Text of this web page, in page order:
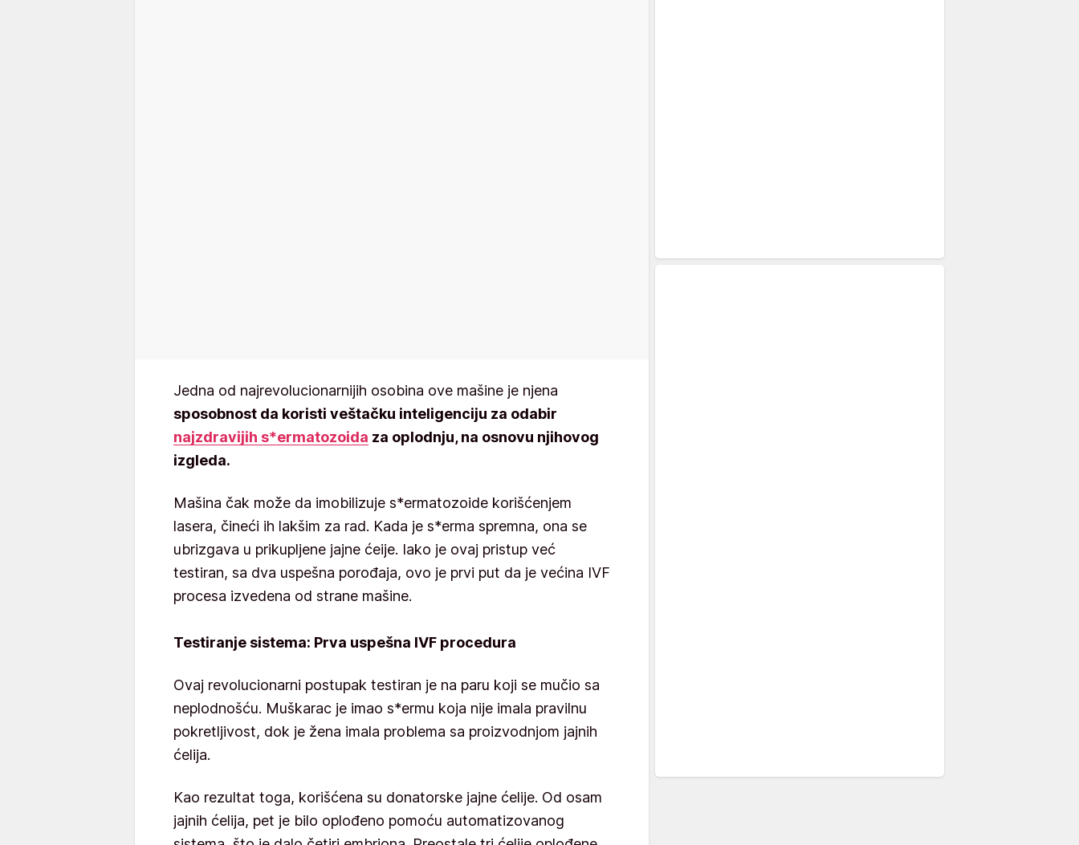
Jedna od najrevolucionarnijih osobina ove mašine je njena
sposobnost da koristi veštačku inteligenciju za odabir
najzdravijih s*ermatozoida za oplodnju, na osnovu njihovog
izgleda.
Mašina čak može da imobilizuje s*ermatozoide korišćenjem
lasera, čineći ih lakšim za rad. Kada je s*erma spremna, ona se
ubrizgava u prikupljene jajne ćeije. Iako je ovaj pristup već
testiran, sa dva uspešna porođaja, ovo je prvi put da je većina IVF
procesa izvedena od strane mašine.
Testiranje sistema: Prva uspešna IVF procedura
Ovaj revolucionarni postupak testiran je na paru koji se mučio sa
neplodnošću. Muškarac je imao s*ermu koja nije imala pravilnu
pokretljivost, dok je žena imala problema sa proizvodnjom jajnih
ćelija.
Kao rezultat toga, korišćena su donatorske jajne ćelije. Od osam
jajnih ćelija, pet je bilo oplođeno pomoću automatizovanog